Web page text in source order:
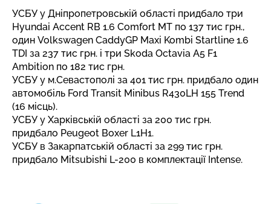
УСБУ у Дніпропетровській області придбало три
Hyundai Accent RB 1.6 Comfort MT по 137 тис грн.,
один Volkswagen CaddyGP Maxi Kombi Startline 1.6
TDI за 237 тис грн. і три Skoda Octavia A5 F1
Ambition по 182 тис грн.
УСБУ у м.Севастополі за 401 тис грн. придбало один
автомобіль Ford Transit Minibus R430LH 155 Trend
(16 місць).
УСБУ у Харківській області за 200 тис грн.
придбало Peugeot Boxer L1H1.
УСБУ в Закарпатській області за 299 тис грн.
придбало Mitsubishi L-200 в комплектації Intense.